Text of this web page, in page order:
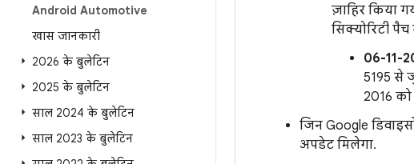
Android Automotive
खास जानकारी
2026 के बुलेटिन
2025 के बुलेटिन
साल 2024 के बुलेटिन
साल 2023 के बुलेटिन
ज़ाहिर किया
सिक्योरिटी
06-11-
5195 से
2016 को
जिन Google
अपडेट मिलेगा.